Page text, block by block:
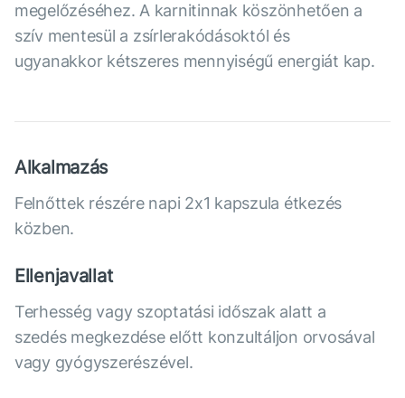
megelőzéséhez. A karnitinnak köszönhetően a
szív mentesül a zsírlerakódásoktól és
ugyanakkor kétszeres mennyiségű energiát kap.
Alkalmazás
Felnőttek részére napi 2x1 kapszula étkezés
közben.
Ellenjavallat
Terhesség vagy szoptatási időszak alatt a
szedés megkezdése előtt konzultáljon orvosával
vagy gyógyszerészével.